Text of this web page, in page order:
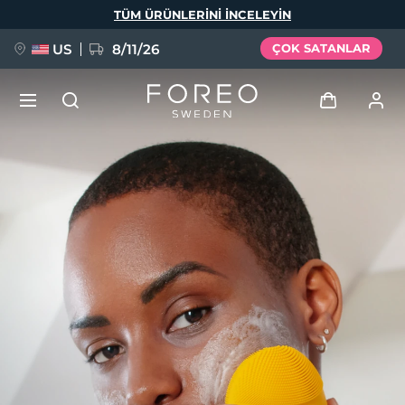
TÜM ÜRÜNLERINI INCELEYIN
US 8/11/26 ÇOK SATANLAR
Kullanici profi̇li̇
Cihazlarım
Siparişlerim
Adresim
Aboneliklerim
YENİ
FAQ™ Pure Beauty-Tech Elixir
BREAKING NEWS
issa™ Teeth Whitening Set
Dil Seçimi
English Deutsch
Español
Français
Italiano
Português
Svenska
Русский
Türkçe
简体中文 繁體中文